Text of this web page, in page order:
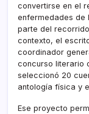
convertirse en el
enfermedades de
parte del
contexto, el
coordinador
concurso literario
seleccionó 20
antología física y
Ese proyecto